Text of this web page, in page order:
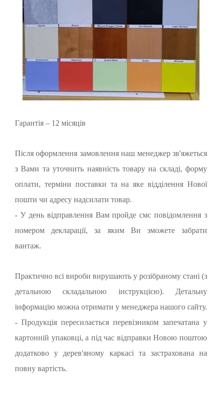
Гарантія – 12 місяців
Після оформлення замовлення наш менеджер зв'яжеться
з Вами та уточнить наявність товару на складі, форму
оплати, терміни поставки та на яке відділення Нової
пошти чи адресу надсилати товар.
- У день відправлення Вам пройде смс повідомлення з
номером декларації, за яким Ви зможете забрати
вантаж.
Практично всі вироби вирушають у розібраному стані (з
детальною складальною інструкцією). Детальну
інформацію можна отримати у менеджера нашого сайту.
- Продукція пересилається перевізником запечатана у
картонній упаковці, а під час відправки Новою поштою
додатково у дерев'яному каркасі та застрахована на
повну вартість.